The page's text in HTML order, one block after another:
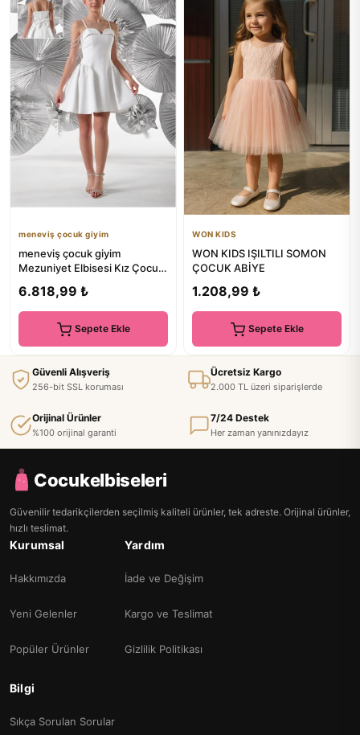
meneviş çocuk giyim
meneviş çocuk giyim
Mezuniyet Elbisesi Kız Çocuk
6.818,99 ₺
Sepete Ekle
WON KIDS
WON KIDS IŞILTILI SOMON
ÇOCUK ABİYE
1.208,99 ₺
Sepete Ekle
Güvenli Alışveriş
256-bit SSL koruması
Ücretsiz Kargo
2.000 TL üzeri siparişlerde
Orijinal Ürünler
%100 orijinal garanti
7/24 Destek
Her zaman yanınızdayız
Cocukelbiseleri
Güvenilir tedarikçilerden seçilmiş kaliteli ürünler, tek adreste. Orijinal ürünler,
hızlı teslimat.
Kurumsal
Hakkımızda
Yeni Gelenler
Popüler Ürünler
Yardım
İade ve Değişim
Kargo ve Teslimat
Gizlilik Politikası
Bilgi
Sıkça Sorulan Sorular